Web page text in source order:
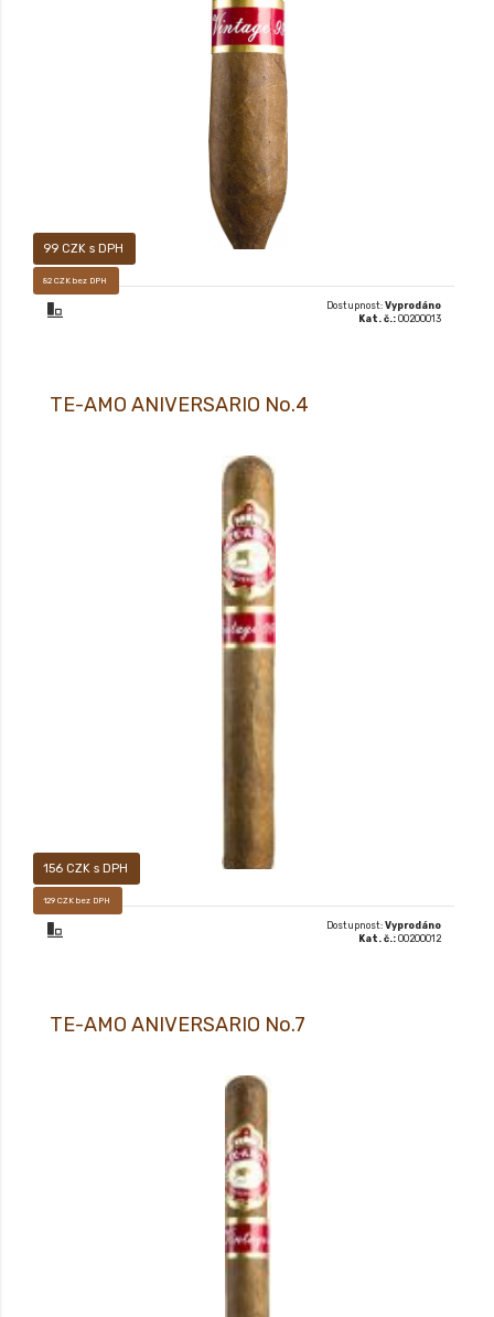
99 CZK s DPH
82 CZK bez DPH
Dostupnost:Vyprodáno
Kat. č.: 00200013
156 CZK s DPH
129 CZK bez DPH
TE-AMO ANIVERSARIO No.4
Dostupnost:Vyprodáno
Kat. č.: 00200012
TE-AMO ANIVERSARIO No.7
Ručně vyráběný prémiový doutník typu LONG FILLER.